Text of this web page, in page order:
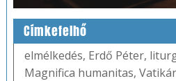
Címkefelhő
elmélkedés, Erdő Péter,
Magnifica humanitas,